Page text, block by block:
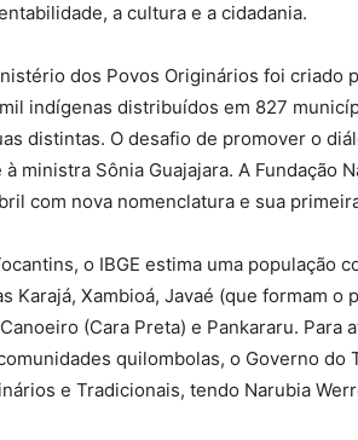
a cultura e a cidadania.
dos Povos Originários foi criado
indígenas distribuídos em 827
distintas. O desafio de promover o
à ministra Sônia Guajajara. A Fundação
com nova nomenclatura e sua
o IBGE estima uma população
Karajá, Xambioá, Javaé (que formam
(Cara Preta) e Pankararu.
quilombolas, o Governo do
e Tradicionais, tendo Narubia